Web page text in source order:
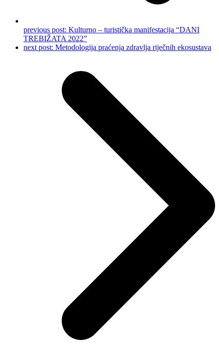
previous post: Kulturno – turistička manifestacija “DANI
TREBIŽATA 2022”
next post: Metodologija praćenja zdravlja riječnih ekosustava